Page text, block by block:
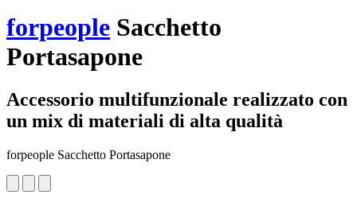
forpeople Sacchetto
Portasapone
Accessorio multifunzionale realizzato con
un mix di materiali di alta qualità
forpeople Sacchetto Portasapone